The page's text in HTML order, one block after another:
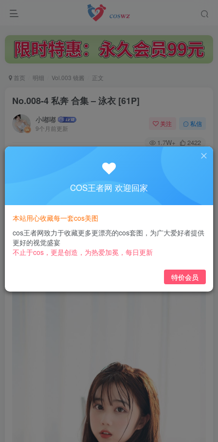
首页 明细 Vol.003 镜酱 正文
No.008-4 私奔 合集 – 泳衣 [61P]
小嘟嘟
9个月前更新
关注 私信
1.7W+ 2422
No.008-4 私奔 合集 – 泳衣 [61P]
此内容为付费阅读，请付费后查看
3
黄金会员免费 钻石会员 免费
立即购买
COS王者网 欢迎回家
本站用心收藏每一套cos美图
cos王者网致力于收藏更多更漂亮的cos套图，为广大爱好者提供
更好的视觉盛宴
不止于cos，更是创造，为热爱加冕，每日更新
特价会员